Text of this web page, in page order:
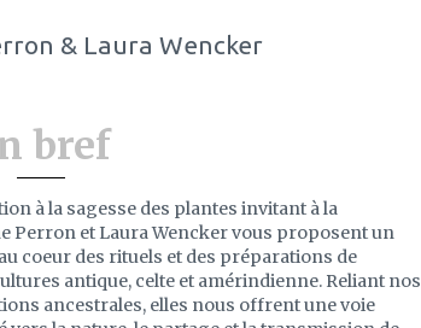
& Laura Wencker
bref
à la sagesse des plantes invitant à la
Perron et Laura Wencker vous proposent un
coeur des rituels et des préparations de
antique, celte et amérindienne. Reliant nos
ancestrales, elles nous offrent une voie